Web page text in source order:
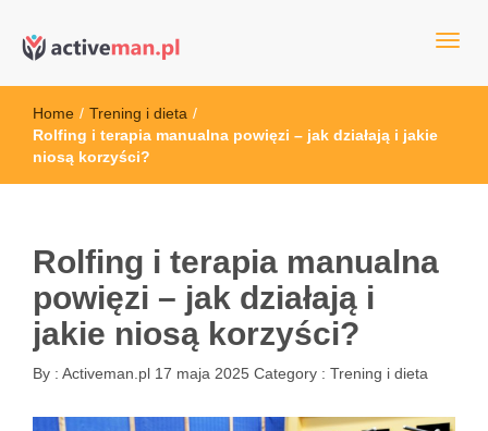
active man – sprzęt sportowy
sportowym
Home / Trening i dieta /
Rolfing i terapia manualna powięzi – jak działają i jakie
niosą korzyści?
Rolfing i terapia manualna
powięzi – jak działają i
jakie niosą korzyści?
By : Activeman.pl 17 maja 2025 Category : Trening i dieta